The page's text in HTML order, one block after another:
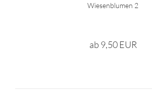
Wiesenblumen 2
ab 9,50 EUR